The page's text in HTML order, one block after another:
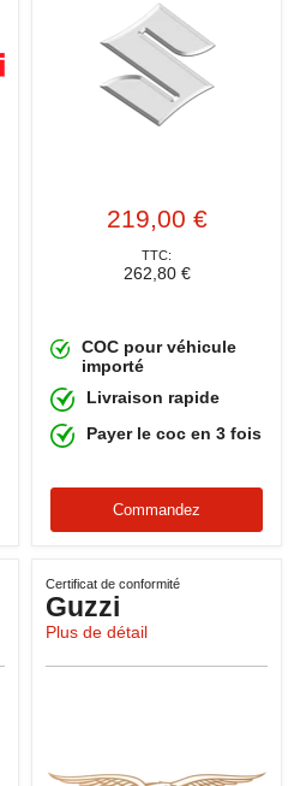
219,00 €
TTC:
262,80 €
COC pour véhicule
importé
Livraison rapide
Payer le coc en 3 fois
Commandez
Certificat de conformité
Guzzi
Plus de détail